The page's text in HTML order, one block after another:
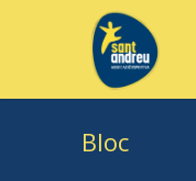
Bloc